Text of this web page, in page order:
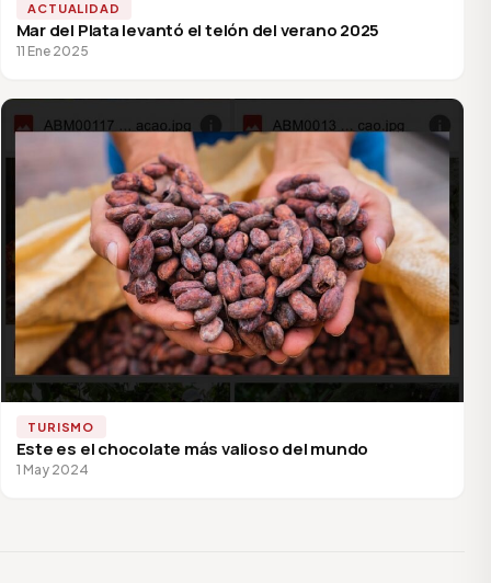
ACTUALIDAD
Mar del Plata levantó el telón del verano 2025
11 Ene 2025
TURISMO
Este es el chocolate más valioso del mundo
1 May 2024